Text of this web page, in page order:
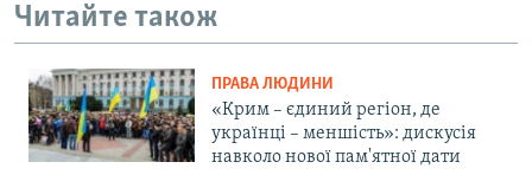
Читайте також
ПРАВА ЛЮДИНИ
«Крим – єдиний регіон, де
українці – меншість»: дискусія
навколо нової пам'ятної дати